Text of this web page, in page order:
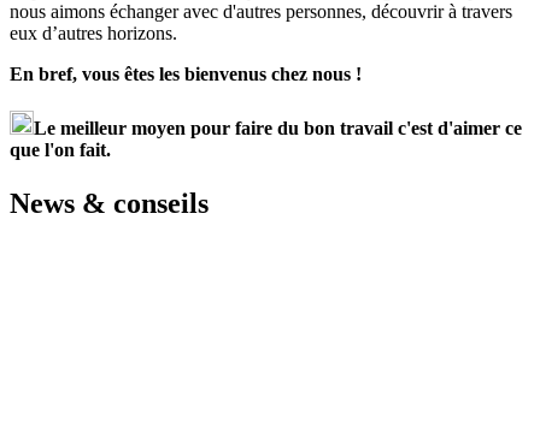
nous aimons échanger avec d'autres personnes, découvrir à travers
eux d’autres horizons.
En bref, vous êtes les bienvenus chez nous !
Le meilleur moyen pour faire du bon travail c'est d'aimer ce
que l'on fait.
News & conseils